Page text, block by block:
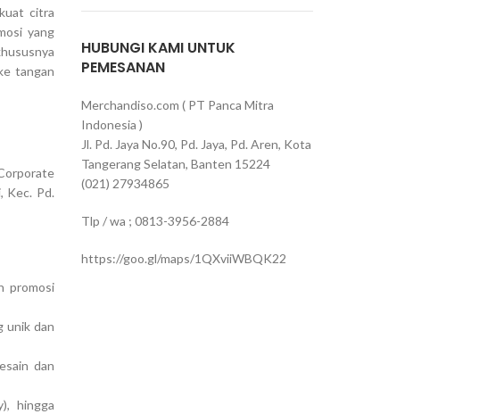
citra
yang
tangan
Kec. Pd.
promosi
unik dan
dan
hingga
HUBUNGI KAMI UNTUK
PEMESANAN
Merchandiso.com ( PT Panca Mitra
Indonesia )
Jl. Pd. Jaya No.90, Pd. Jaya, Pd. Aren, Kota
Tangerang Selatan, Banten 15224
(021) 27934865
Tlp / wa ; 0813-3956-2884
https://goo.gl/maps/1QXviiWBQK22